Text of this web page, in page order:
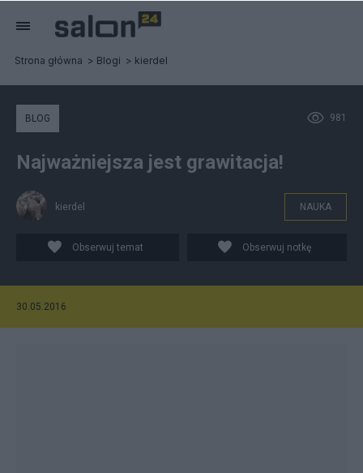
Strona główna Blogi kierdel
981
BLOG
Najważniejsza jest grawitacja!
kierdel NAUKA
Obserwuj temat Obserwuj notkę
30.05.2016